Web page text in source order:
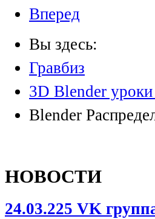
Вперед
Вы здесь:
Гравбиз
3D Blender
Blender
НОВОСТИ
24.03.225 VK